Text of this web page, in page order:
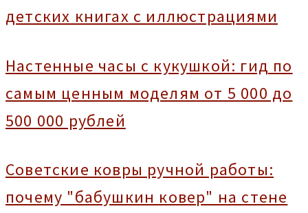
детских книгах с иллюстрациями
Настенные часы с кукушкой: гид по
самым ценным моделям от 5 000 до
500 000 рублей
Советские ковры ручной работы:
почему "бабушкин ковер" на стене